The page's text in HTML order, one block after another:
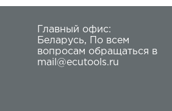
Главный офис:
Беларусь,
По всем
вопросам обращаться в
mail@ecutools.ru